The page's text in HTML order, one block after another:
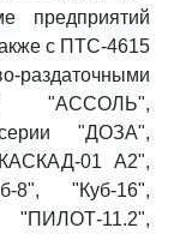
предприятий
с ПТС-4615
раздаточными
"АССОЛЬ",
"ДОЗА",
01 А2",
8", "Куб-16",
11.2",